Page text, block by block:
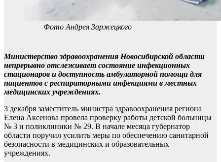
Фото Андрея Заржецкого
Министерство здравоохранения Новосибирской области
непрерывно отслеживает состояние инфекционных
стационаров и доступность амбулаторной помощи для
пациентов с респираторными инфекциями в местных
медицинских учреждениях.
3 декабря заместитель министра здравоохранения региона
Елена Аксенова провела проверку работы детской больницы
№ 3 и поликлиники № 29. В начале месяца губернатор
области поручил усилить меры по обеспечению санитарной
безопасности в медицинских и образовательных
учреждениях.